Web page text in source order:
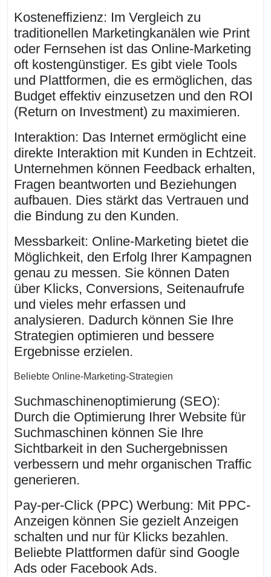
Kosteneffizienz: Im Vergleich zu
traditionellen Marketingkanälen wie Print
oder Fernsehen ist das Online-Marketing
oft kostengünstiger. Es gibt viele Tools
und Plattformen, die es ermöglichen, das
Budget effektiv einzusetzen und den ROI
(Return on Investment) zu maximieren.
Interaktion: Das Internet ermöglicht eine
direkte Interaktion mit Kunden in Echtzeit.
Unternehmen können Feedback erhalten,
Fragen beantworten und Beziehungen
aufbauen. Dies stärkt das Vertrauen und
die Bindung zu den Kunden.
Messbarkeit: Online-Marketing bietet die
Möglichkeit, den Erfolg Ihrer Kampagnen
genau zu messen. Sie können Daten
über Klicks, Conversions, Seitenaufrufe
und vieles mehr erfassen und
analysieren. Dadurch können Sie Ihre
Strategien optimieren und bessere
Ergebnisse erzielen.
Beliebte Online-Marketing-Strategien
Suchmaschinenoptimierung (SEO):
Durch die Optimierung Ihrer Website für
Suchmaschinen können Sie Ihre
Sichtbarkeit in den Suchergebnissen
verbessern und mehr organischen Traffic
generieren.
Pay-per-Click (PPC) Werbung: Mit PPC-
Anzeigen können Sie gezielt Anzeigen
schalten und nur für Klicks bezahlen.
Beliebte Plattformen dafür sind Google
Ads oder Facebook Ads.